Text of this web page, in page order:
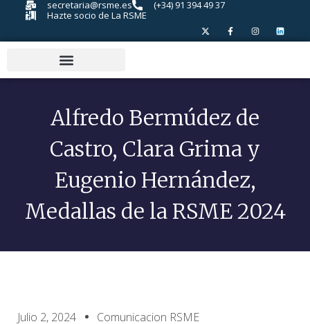
secretaria@rsme.es
(+34) 91 394 49 37
Hazte socio de La RSME
Alfredo Bermúdez de
Castro, Clara Grima y
Eugenio Hernández,
Medallas de la RSME 2024
Julio 2, 2024 Comunicacion RSME